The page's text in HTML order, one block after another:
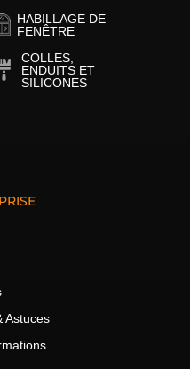
HABILLAGE DE
FENÊTRE
COLLES,
ENDUITS ET
SILICONES
Astuces